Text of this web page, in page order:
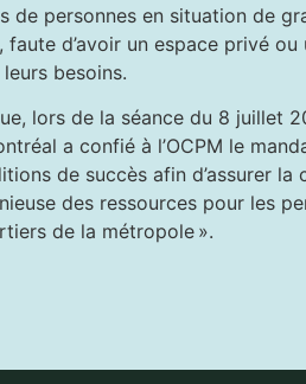
de personnes en situation de
faute d’avoir un espace privé ou
besoins.
lors de la séance du 8 juillet
a confié à l’OCPM le
de succès afin d’assurer
des ressources pour les
de la métropole ».